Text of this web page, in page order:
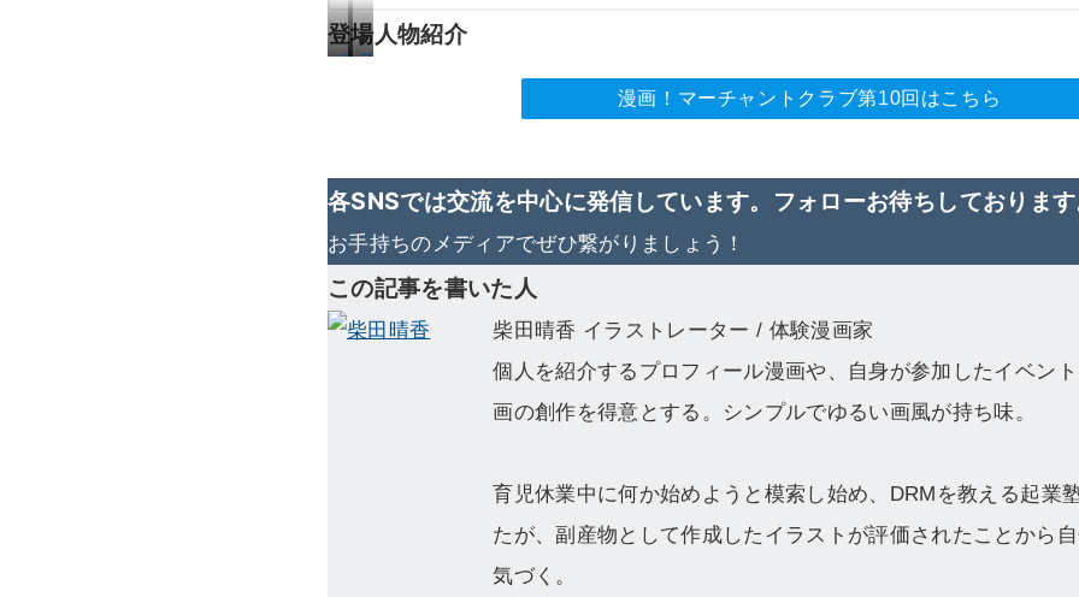
登場人物紹介
柴
（
画
カ
テ
藤
（
壇
講
義
漫画！マーチャントクラブ第10回はこちら
各SNSでは交流を中心に発信しています。フォローお待ちしておりま
お手持ちのメディアでぜひ繋がりましょう！
この記事を書いた人
柴田晴香 イラストレーター / 体験漫画家
個人を紹介するプロフィール漫画や、自身が参加したイベン
画の創作を得意とする。シンプルでゆるい画風が持ち味。
育児休業中に何か始めようと模索し始め、DRMを教える起業
たが、副産物として作成したイラストが評価されたことから
気づく。